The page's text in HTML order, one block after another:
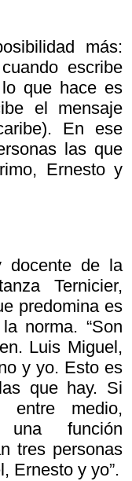
más:
escribe
que hace es
el mensaje
En ese
las que
Ernesto y
docente de la
Ternicier,
predomina es
norma. “Son
Luis Miguel,
y yo. Esto es
que hay. Si
entre medio,
función
tres personas
Ernesto y yo”.